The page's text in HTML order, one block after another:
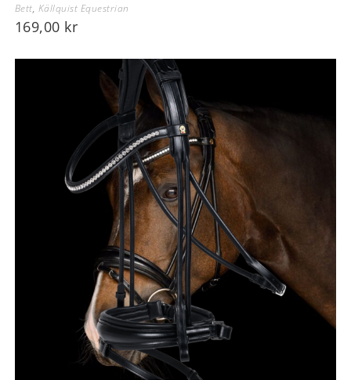
Bett, Källquist Equestrian
169,00 kr